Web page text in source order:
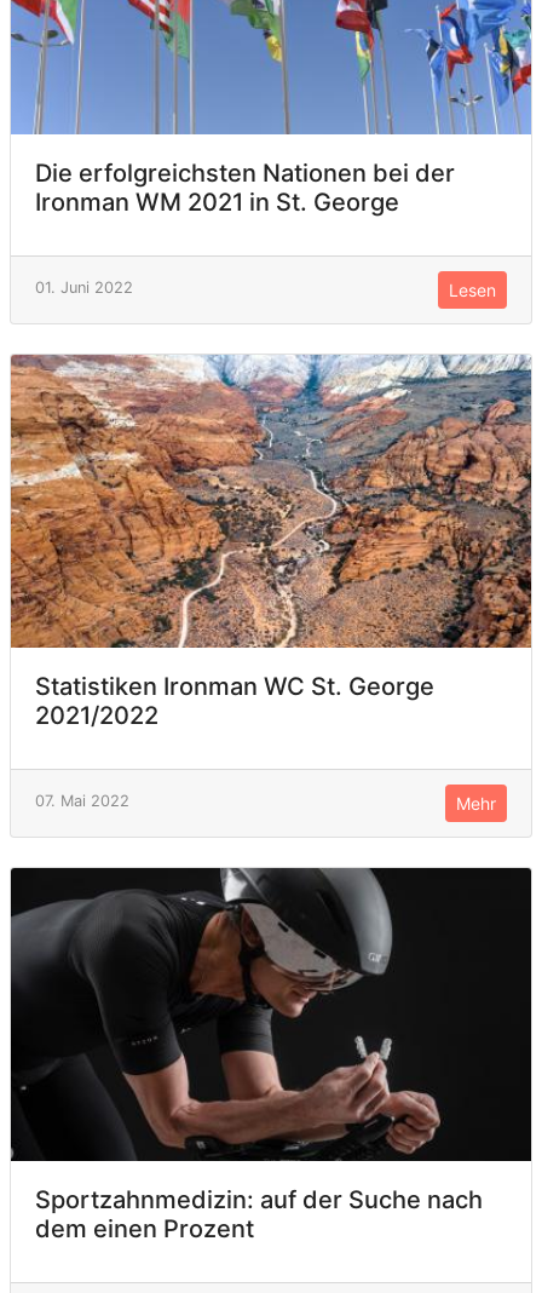
Die erfolgreichsten Nationen bei der
Ironman WM 2021 in St. George
01. Juni 2022 Lesen
Statistiken Ironman WC St. George
2021/2022
07. Mai 2022 Mehr
Sportzahnmedizin: auf der Suche nach
dem einen Prozent